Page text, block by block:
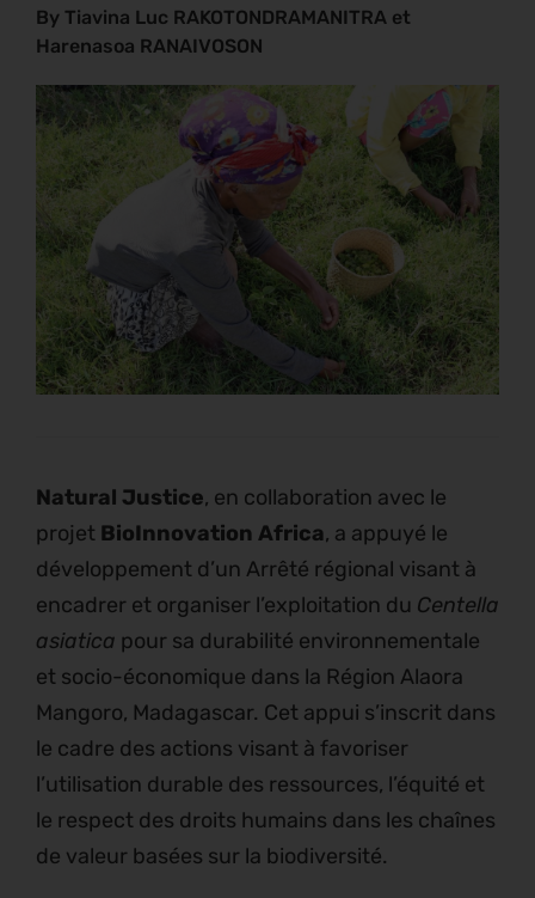
By Tiavina Luc RAKOTONDRAMANITRA et
Harenasoa RANAIVOSON
Natural Justice, en collaboration avec le
projet BioInnovation Africa, a appuyé le
développement d’un Arrêté régional visant à
encadrer et organiser l’exploitation du Centella
asiatica pour sa durabilité environnementale
et socio-économique dans la Région Alaora
Mangoro, Madagascar. Cet appui s’inscrit dans
le cadre des actions visant à favoriser
l’utilisation durable des ressources, l’équité et
le respect des droits humains dans les chaînes
de valeur basées sur la biodiversité.